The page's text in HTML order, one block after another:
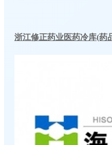
浙江修正药业医药冷库(药